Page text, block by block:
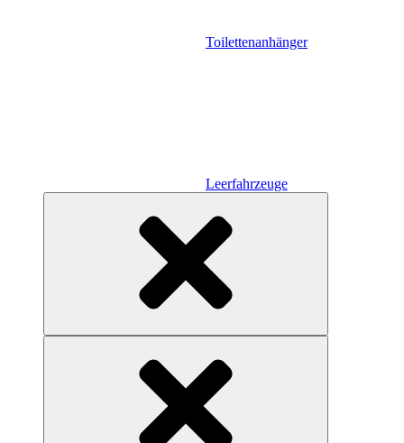
Toilettenanhänger
Leerfahrzeuge